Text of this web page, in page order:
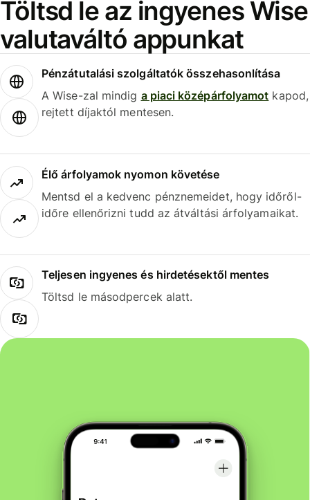
Töltsd le az ingyenes Wise
valutaváltó appunkat
Pénzátutalási szolgáltatók összehasonlítása
A Wise-zal mindig a piaci középárfolyamot kapod,
rejtett díjaktól mentesen.
Élő árfolyamok nyomon követése
Mentsd el a kedvenc pénznemeidet, hogy időről-
időre ellenőrizni tudd az átváltási árfolyamaikat.
Teljesen ingyenes és hirdetésektől mentes
Töltsd le másodpercek alatt.